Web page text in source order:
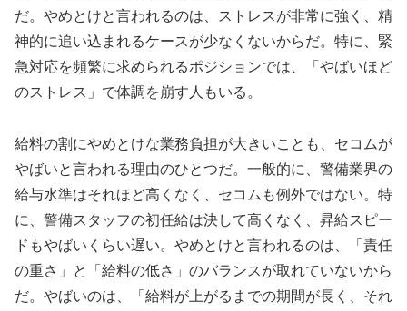
だ。やめとけと言われるのは、ストレスが非常に強く、精
神的に追い込まれるケースが少なくないからだ。特に、緊
急対応を頻繁に求められるポジションでは、「やばいほど
のストレス」で体調を崩す人もいる。
給料の割にやめとけな業務負担が大きいことも、セコムが
やばいと言われる理由のひとつだ。一般的に、警備業界の
給与水準はそれほど高くなく、セコムも例外ではない。特
に、警備スタッフの初任給は決して高くなく、昇給スピー
ドもやばいくらい遅い。やめとけと言われるのは、「責任
の重さ」と「給料の低さ」のバランスが取れていないから
だ。やばいのは、「給料が上がるまでの期間が長く、それ